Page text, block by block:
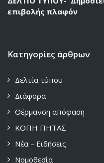
επιβολής πλαφόν
Κατηγορίες άρθρων
Δελτία τύπου
Διάφορα
Θέρμανση απόφαση
ΚΟΠΗ ΠΗΤΑΣ
Νέα – Ειδήσεις
Νομοθεσία